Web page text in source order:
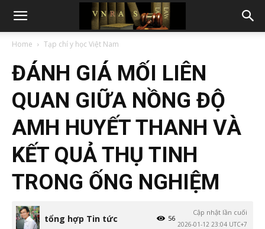
Home Tạp chí y học Việt Nam
ĐÁNH GIÁ MỐI LIÊN
QUAN GIỮA NỒNG ĐỘ
AMH HUYẾT THANH VÀ
KẾT QUẢ THỤ TINH
TRONG ỐNG NGHIỆM
tổng hợp Tin tức
Cập nhật lần cuối
2026-01-12 23:04 UTC+7
56